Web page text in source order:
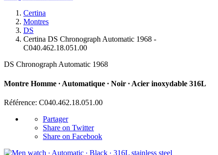
Certina
Montres
DS
Certina DS Chronograph Automatic 1968 -
C040.462.18.051.00
DS Chronograph Automatic 1968
Montre Homme ∙ Automatique ∙ Noir ∙ Acier inoxydable 316L
Référence: C040.462.18.051.00
Partager
Share on Twitter
Share on Facebook